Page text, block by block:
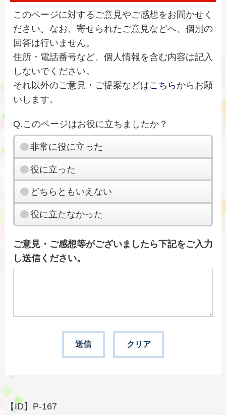
このページに対するご意見やご感想をお聞かせく
ださい。なお、寄せられたご意見などへ、個別の
回答は行いません。
住所・電話番号など、個人情報を含む内容は記入
しないでください。
それ以外のご意見・ご提案などはこちらからお願
いします。
Q.このページはお役に立ちましたか？
非常に役に立った
役に立った
どちらともいえない
役に立たなかった
ご意見・ご感想等がございましたら下記をご入力
し送信ください。
【ID】 P-167